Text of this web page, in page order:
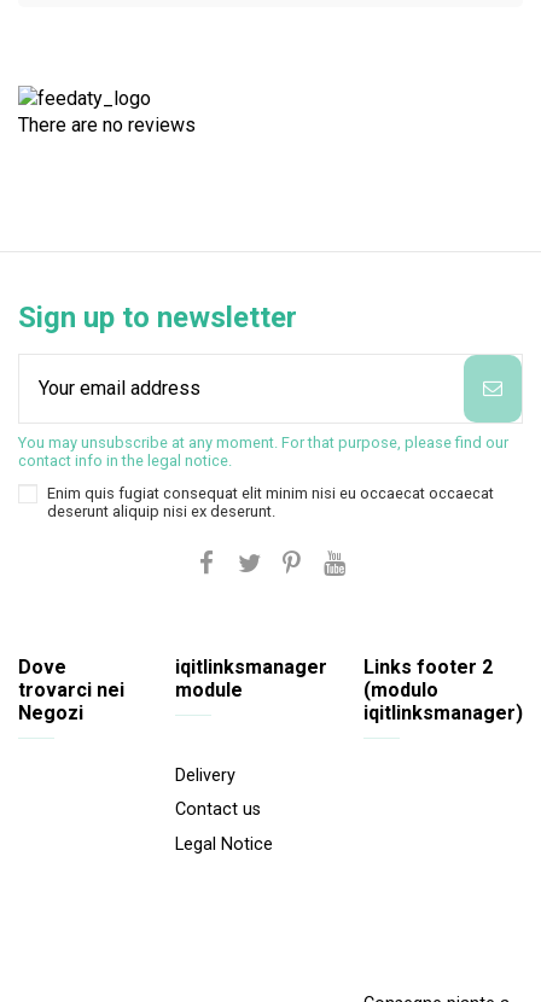
There are no reviews
Sign up to newsletter
You may unsubscribe at any moment. For that purpose, please find our
contact info in the legal notice.
Enim quis fugiat consequat elit minim nisi eu occaecat occaecat
deserunt aliquip nisi ex deserunt.
Dove
trovarci nei
Negozi
iqitlinksmanager
module
Delivery
Contact us
Legal Notice
Links footer 2
(modulo
iqitlinksmanager)